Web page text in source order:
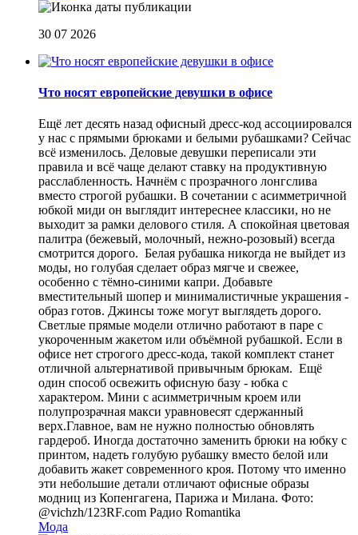
30 07 2026
Что носят европейские девушки в офисе
Ещё лет десять назад офисный дресс-код ассоциировался
у нас с прямыми брюками и белыми рубашками? Сейчас
всё изменилось. Деловые девушки переписали эти
правила и всё чаще делают ставку на продуктивную
расслабленность. Начнём с прозрачного лонгслива
вместо строгой рубашки. В сочетании с асимметричной
юбкой миди он выглядит интереснее классики, но не
выходит за рамки делового стиля. А спокойная цветовая
палитра (бежевый, молочный, нежно-розовый) всегда
смотрится дорого. Белая рубашка никогда не выйдет из
моды, но голубая сделает образ мягче и свежее,
особенно с тёмно-синими капри. Добавьте
вместительный шопер и минималистичные украшения -
образ готов. Джинсы тоже могут выглядеть дорого.
Светлые прямые модели отлично работают в паре с
укороченным жакетом или объёмной рубашкой. Если в
офисе нет строгого дресс-кода, такой комплект станет
отличной альтернативой привычным брюкам. Ещё
один способ освежить офисную базу - юбка с
характером. Мини с асимметричным кроем или
полупрозрачная макси уравновесят сдержанный
верх.Главное, вам не нужно полностью обновлять
гардероб. Иногда достаточно заменить брюки на юбку с
принтом, надеть голубую рубашку вместо белой или
добавить жакет современного кроя. Потому что именно
эти небольшие детали отличают офисные образы
модниц из Копенгагена, Парижа и Милана. Фото:
@vichzh/123RF.com Радио Romantika
Мода